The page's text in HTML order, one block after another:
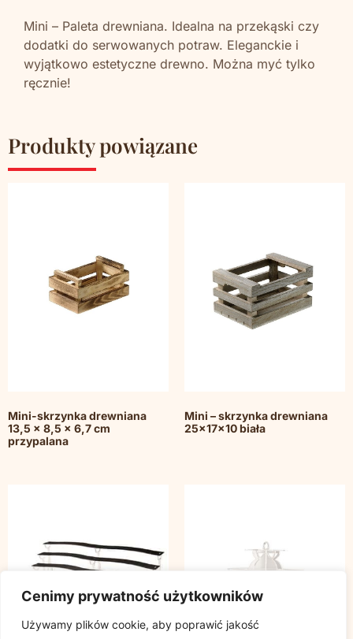
Cenimy prywatność użytkowników
Używamy plików cookie, aby poprawić jakość
Mini – Paleta drewniana. Idealna na przekąski czy
dodatki do serwowanych potraw. Eleganckie i
wyjątkowo estetyczne drewno. Można myć tylko
ręcznie!
Produkty powiązane
Mini-skrzynka drewniana
13,5 x 8,5 x 6,7 cm
przypalana
Mini – skrzynka drewniana
25x17x10 biała